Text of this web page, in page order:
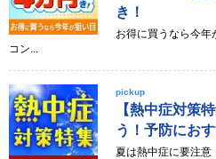
き！
お得に買うなら今年
コン...
pickup
【熱中症対策
う！予防にお
夏は熱中症に要注意